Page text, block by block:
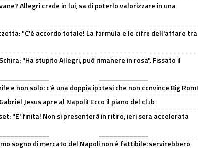
Allegri crede in lui, sa di poterlo valorizzare in una
"C'è accordo totale! La formula e le cifre dell'affare tra
"Ha stupito Allegri, può rimanere in rosa". Fissato il
e non solo: c'è una doppia ipotesi che non convince Big Rom!
Jesus apre al Napoli! Ecco il piano del club
"E' finita! Non si presenterà in ritiro, ieri sera accelerata
sogno di mercato del Napoli non è fattibile: servirebbero